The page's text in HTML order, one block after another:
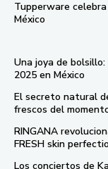
Tupperware
México
Una joya de
2025 en México
El secreto natural
frescos del
RINGANA
FRESH skin
Los conciertos de